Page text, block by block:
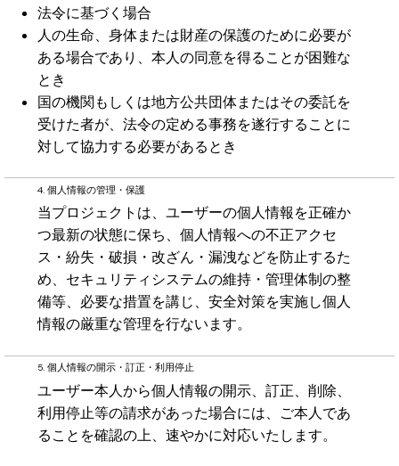
法令に基づく場合
人の生命、身体または財産の保護のために必要が
ある場合であり、本人の同意を得ることが困難な
とき
国の機関もしくは地方公共団体またはその委託を
受けた者が、法令の定める事務を遂行することに
対して協力する必要があるとき
4. 個人情報の管理・保護
当プロジェクトは、ユーザーの個人情報を正確か
つ最新の状態に保ち、個人情報への不正アクセ
ス・紛失・破損・改ざん・漏洩などを防止するた
め、セキュリティシステムの維持・管理体制の整
備等、必要な措置を講じ、安全対策を実施し個人
情報の厳重な管理を行ないます。
5. 個人情報の開示・訂正・利用停止
ユーザー本人から個人情報の開示、訂正、削除、
利用停止等の請求があった場合には、ご本人であ
ることを確認の上、速やかに対応いたします。